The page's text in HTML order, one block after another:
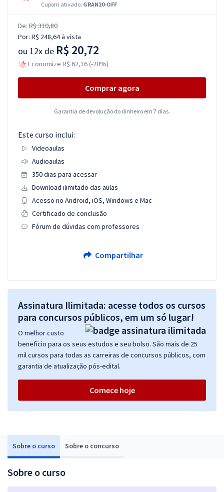
Sobre o curso Sobre o concurso
Sobre o curso
Cupom ativado: GRAN20-OFF
De: R$ 310,80
Por: R$ 248,64à vista
ou 12x de R$ 20,72
Economize R$ 62,16 (-20%)
Comprar agora
Garantia de devolução do dinheiro em 7 dias.
Este curso inclui:
Videoaulas
Audioaulas
350 dias para acessar
Download ilimitado das aulas
Acesso no Android, iOS, Windows e Mac
Certificado de conclusão
Fórum de dúvidas com professores
Compartilhar
Assinatura Ilimitada: acesse todos os cursos
para concursos públicos, em um só lugar!
O melhor custo
benefício para os seus estudos e seu bolso. São mais de 25
mil cursos para todas as carreiras de concursos públicos, com
garantia de atualização pós-edital.
Comece hoje